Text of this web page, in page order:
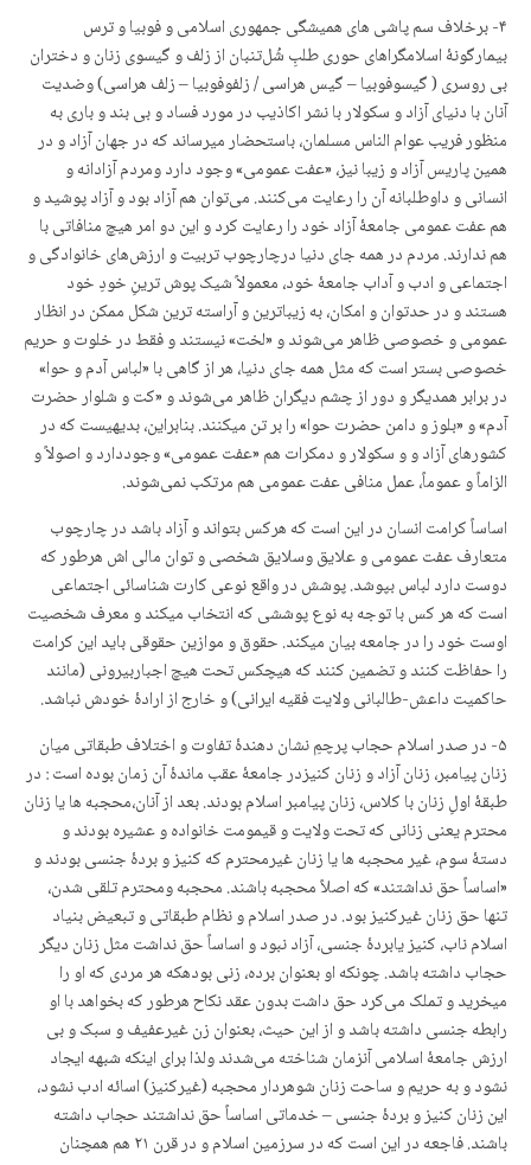
۴- برخلاف سم پاشی های همیشگی جمهوری اسلامی و فوبیا و ترس
بیمارگونهٔ اسلامگراهای حوری طلبِ شُل‌تنبان از زلف و گیسوی زنان و دختران
بی روسری ( گیسوفوبیا – گیس هراسی / زلفوفوبیا – زلف هراسی) وضدیت
آنان با دنیای آزاد و سکولار با نشر اکاذیب در مورد فساد و بی بند و باری به
منظور فریب عوام الناس مسلمان، باستحضار میرساند که در جهان آزاد و در
همین پاریس آزاد و زیبا نیز، «عفت عمومی» وجود دارد ومردم آزادانه و
انسانی و داوطلبانه آن را رعایت می‌کنند. می‌توان هم آزاد بود و آزاد پوشید و
هم عفت عمومی جامعهٔ آزاد خود را رعایت کرد و این دو امر هیچ منافاتی با
هم ندارند. مردم در همه جای دنیا درچارچوب تربیت و ارزش‌های خانوادگی و
اجتماعی و ادب و آداب جامعهٔ خود، معمولاً شیک پوش ترینِ خودِ خود
هستند و در حدتوان و امکان، به زیباترین و آراسته ترین شکل ممکن در انظار
عمومی و خصوصی ظاهر می‌شوند و «لخت» نیستند و فقط در خلوت و حریم
خصوصی بستر است که مثل همه جای دنیا، هر از گاهی با «لباس آدم و حوا»
در برابر همدیگر و دور از چشم دیگران ظاهر می‌شوند و «کت و شلوار حضرت
آدم» و «بلوز و دامن حضرت حوا» را بر تن میکنند. بنابراین، بدیهیست که در
کشورهای آزاد و و سکولار و دمکرات هم «عفت عمومی» وجوددارد و اصولاً و
الزاماً و عموماً، عمل منافی عفت عمومی هم مرتکب نمی‌شوند.
اساساً کرامت انسان در این است که هرکس بتواند و آزاد باشد در چارچوب
متعارف عفت عمومی و علایق وسلایق شخصی و توان مالی اش هرطور که
دوست دارد لباس بپوشد. پوشش در واقع نوعی کارت شناسائی اجتماعی
است که هر کس با توجه به نوع پوششی که انتخاب میکند و معرف شخصیت
اوست خود را در جامعه بیان میکند. حقوق و موازین حقوقی باید این کرامت
را حفاظت کنند و تضمین کنند که هیچکس تحت هیچ اجباربیرونی (مانند
حاکمیت داعش-طالبانی ولایت فقیه ایرانی) و خارج از ارادهٔ خودش نباشد.
۵- در صدر اسلام حجاب پرچمِ نشان دهندهٔ تفاوت و اختلاف طبقاتی میان
زنان پیامبر، زنان آزاد و زنان کنیزدر جامعهٔ عقب ماندهٔ آن زمان بوده است : در
طبقهٔ اولِ زنان با کلاس، زنان پیامبر اسلام بودند. بعد از آنان،محجبه ها یا زنان
محترم یعنی زنانی که تحت ولایت و قیمومت خانواده و عشیره بودند و
دستهٔ سوم، غیر محجبه ها یا زنان غیرمحترم که کنیز و بردهٔ جنسی بودند و
«اساساً حق نداشتند» که اصلاً محجبه باشند. محجبه ومحترم تلقی شدن،
تنها حق زنان غیرکنیز بود. در صدر اسلام و نظام طبقاتی و تبعیض بنیاد
اسلام ناب، کنیز یابردهٔ جنسی، آزاد نبود و اساساً حق نداشت مثل زنان دیگر
حجاب داشته باشد. چونکه او بعنوان برده، زنی بودهکه هر مردی که او را
میخرید و تملک می‌کرد حق داشت بدون عقد نکاح هرطور که بخواهد با او
رابطه جنسی داشته باشد و از این حیث، بعنوان زن غیرعفیف و سبک و بی
ارزش جامعهٔ اسلامی آنزمان شناخته می‌شدند ولذا برای اینکه شبهه ایجاد
نشود و به حریم و ساحت زنان شوهردار محجبه (غیرکنیز) اسائه ادب نشود،
این زنان کنیز و بردهٔ جنسی – خدماتی اساساً حق نداشتند حجاب داشته
باشند. فاجعە در این است کە در سرزمین اسلام و در قرن ٢١ هم همچنان